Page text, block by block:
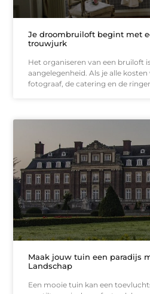
Je droombruiloft begint met
trouwjurk
Het organiseren van een bruiloft
aangelegenheid. Als je alle
fotograaf, de catering en de
Maak jouw tuin een paradijs
Landschap
Een mooie tuin kan een